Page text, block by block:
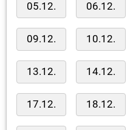
05.12. 06.12.
09.12. 10.12.
13.12. 14.12.
17.12. 18.12.